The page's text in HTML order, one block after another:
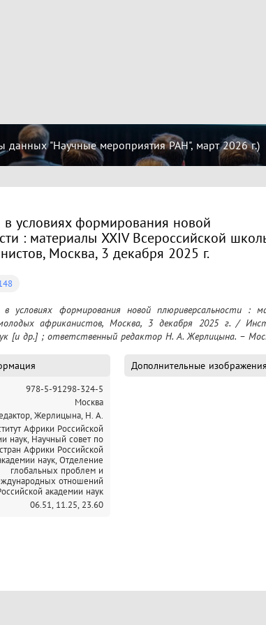
"Научные мероприятия РАН", март 2026 г.)
условиях формирования новой
: материалы XXIV Всероссийской
Москва, 3 декабря 2025 г.
африканистов, Москва, 3 декабря 2025 г. /
[и др.] ; ответственный редактор Н. А. Жерлицына. –
978-5-91298-324-5
Москва
Жерлицына, Н. А.
Африки Российской
наук, Научный совет по
Африки Российской
наук, Отделение
глобальных проблем и
отношений
академии наук
06.51, 11.25, 23.60
Дополнительные